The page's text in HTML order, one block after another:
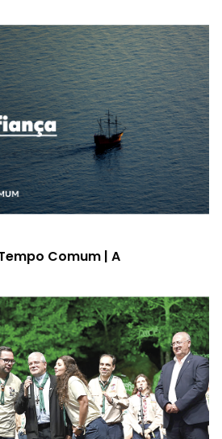
Comum | A